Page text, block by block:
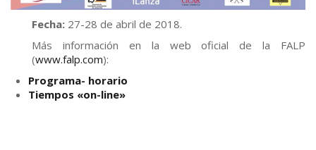
Fecha: 27-28 de abril de 2018.
Más información en la web oficial de la FALP
(www.falp.com):
Programa- horario
Tiempos «on-line»